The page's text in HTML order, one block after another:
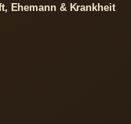
Ehemann & Krankheit